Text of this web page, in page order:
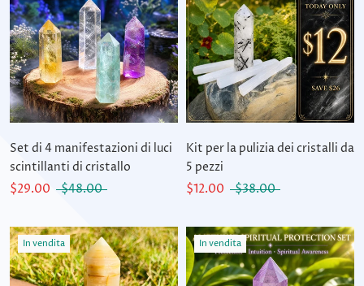
Set di 4 manifestazioni di luci
scintillanti di cristallo
$29.00
$48.00
Kit per la pulizia dei cristalli da
5 pezzi
$12.00
$38.00
In vendita In vendita